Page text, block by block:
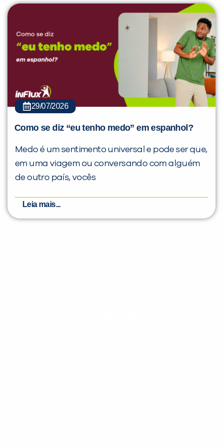
29/07/2026
Como se diz “eu tenho medo” em espanhol?
Medo é um sentimento universal e pode ser que,
em uma viagem ou conversando com alguém
de outro país, vocês
Leia mais...